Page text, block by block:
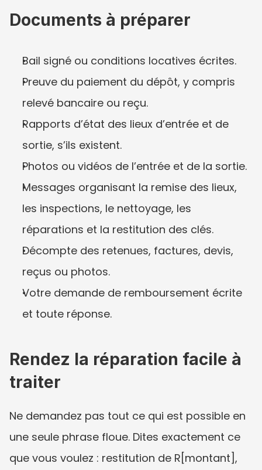
Documents à préparer
Bail signé ou conditions locatives écrites.
Preuve du paiement du dépôt, y compris
relevé bancaire ou reçu.
Rapports d’état des lieux d’entrée et de
sortie, s’ils existent.
Photos ou vidéos de l’entrée et de la sortie.
Messages organisant la remise des lieux,
les inspections, le nettoyage, les
réparations et la restitution des clés.
Décompte des retenues, factures, devis,
reçus ou photos.
Votre demande de remboursement écrite
et toute réponse.
Rendez la réparation facile à
traiter
Ne demandez pas tout ce qui est possible en
une seule phrase floue. Dites exactement ce
que vous voulez : restitution de R[montant],